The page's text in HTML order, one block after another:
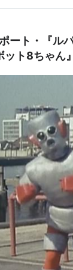
ート・『ル
ト8ちゃん